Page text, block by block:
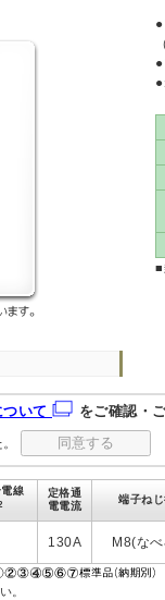
■
いて をご確認・
線
定格通
電電流
端子ね
130A M8(な
。